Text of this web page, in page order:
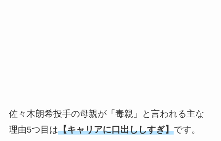
佐々木朗希投手の母親が「毒親」と言われる主な
理由5つ目は【キャリアに口出ししすぎ】です。